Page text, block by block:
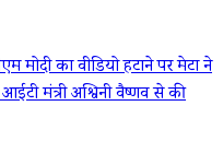
का वीडियो हटाने पर मेटा ने
मंत्री अश्विनी वैष्णव से की